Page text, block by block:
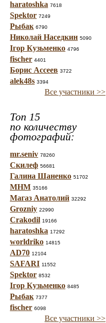
haratoshka 7618
Spektor 7249
Рыбак 6790
Николай Наседкин 5090
Ігор Кузьменко 4796
fischer 4401
Борис Ассеев 3722
alek48s 3394
Все участники >>
Топ 15
по количеству
фотографий:
mr.seniv 78260
Скилеф 56681
Галина Шаненко 51702
МНМ 35166
Магаз Анатолий 32292
Grozniy 22990
Crakodil 19166
haratoshka 17292
worldriko 14815
AD70 12104
SAFARI 11552
Spektor 8532
Ігор Кузьменко 8485
Рыбак 7377
fischer 6098
Все участники >>